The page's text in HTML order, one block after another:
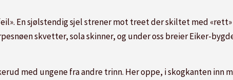
En sjølstendig sjel strener mot treet der skiltet med «rett»
skvetter, sola skinner, og under oss breier Eiker-
med ungene fra andre trinn. Her oppe, i skogkanten inn